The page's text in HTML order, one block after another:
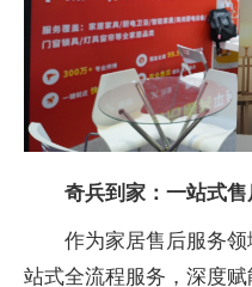
奇兵到家：一站式
作为家居售后服务
站式全流程服务，深度赋